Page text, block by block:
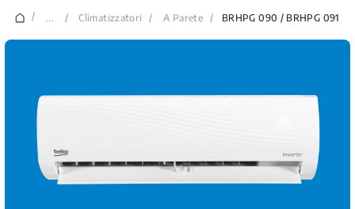
/ ... / Climatizzatori / A Parete / BRHPG 090 / BRHPG 091